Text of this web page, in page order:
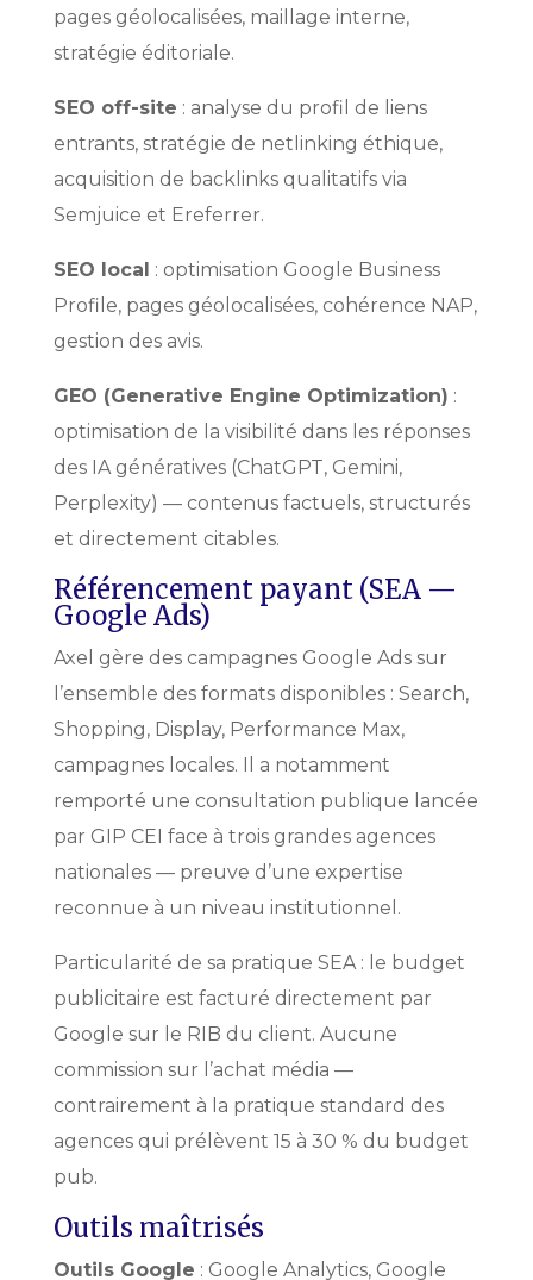
pages géolocalisées, maillage interne,
stratégie éditoriale.
SEO off-site : analyse du profil de liens
entrants, stratégie de netlinking éthique,
acquisition de backlinks qualitatifs via
Semjuice et Ereferrer.
SEO local : optimisation Google Business
Profile, pages géolocalisées, cohérence NAP,
gestion des avis.
GEO (Generative Engine Optimization) :
optimisation de la visibilité dans les réponses
des IA génératives (ChatGPT, Gemini,
Perplexity) — contenus factuels, structurés
et directement citables.
Référencement payant (SEA —
Google Ads)
Axel gère des campagnes Google Ads sur
l’ensemble des formats disponibles : Search,
Shopping, Display, Performance Max,
campagnes locales. Il a notamment
remporté une consultation publique lancée
par GIP CEI face à trois grandes agences
nationales — preuve d’une expertise
reconnue à un niveau institutionnel.
Particularité de sa pratique SEA : le budget
publicitaire est facturé directement par
Google sur le RIB du client. Aucune
commission sur l’achat média —
contrairement à la pratique standard des
agences qui prélèvent 15 à 30 % du budget
pub.
Outils maîtrisés
Outils Google : Google Analytics, Google